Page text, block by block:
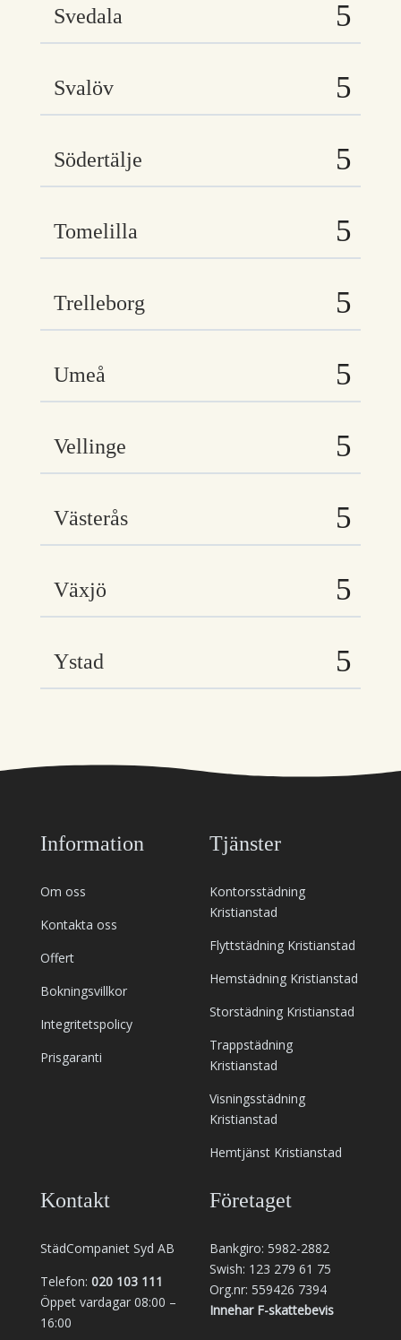
Svedala
Svalöv
Södertälje
Tomelilla
Trelleborg
Umeå
Vellinge
Västerås
Växjö
Ystad
Information
Om oss
Kontakta oss
Offert
Bokningsvillkor
Integritetspolicy
Prisgaranti
Tjänster
Kontorsstädning
Kristianstad
Flyttstädning Kristianstad
Hemstädning Kristianstad
Storstädning Kristianstad
Trappstädning
Kristianstad
Visningsstädning
Kristianstad
Hemtjänst Kristianstad
Kontakt
StädCompaniet Syd AB
Telefon: 020 103 111
Öppet vardagar 08:00 –
16:00
Företaget
Bankgiro: 5982-2882
Swish: 123 279 61 75
Org.nr: 559426 7394
Innehar F-skattebevis